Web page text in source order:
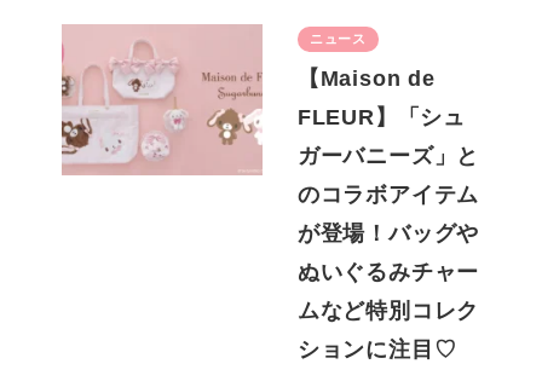
ニュース
【Maison de
FLEUR】「シュ
ガーバニーズ」と
のコラボアイテム
が登場！バッグや
ぬいぐるみチャー
ムなど特別コレク
ションに注目♡